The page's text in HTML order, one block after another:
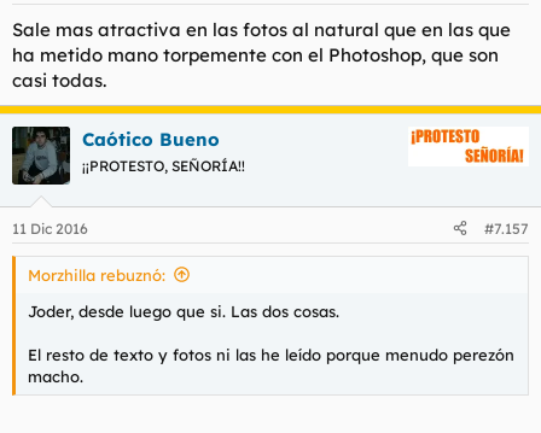
Sale mas atractiva en las fotos al natural que en las que
ha metido mano torpemente con el Photoshop, que son
casi todas.
Caótico Bueno
¡¡PROTESTO, SEÑORÍA!!
11 Dic 2016 #7.157
Morzhilla rebuznó:
Joder, desde luego que si. Las dos cosas.
El resto de texto y fotos ni las he leído porque menudo perezón
macho.